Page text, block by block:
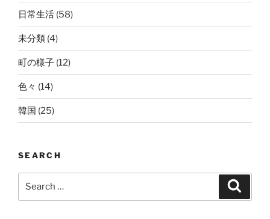
日常生活 (58)
未分類 (4)
町の様子 (12)
色々 (14)
韓国 (25)
SEARCH